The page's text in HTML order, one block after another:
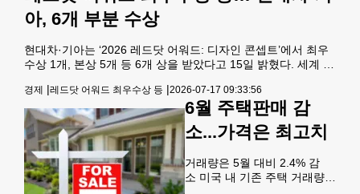
주별 65세 이상 인구가 전체
인구에서 차지하는 비율을 비
교 정리해 발표했다.통상 고령
자 비율은 의료 및 공공서비스,
주택수요, 노동시장 등에 큰 영
향을 미친다는 점에서 주목 받
는다.발표에 따르면 워
아, 6개 부분 수상
현대차·기아는 ‘2026 레드닷 어워드: 디자인 콘셉트’에서 최우
수상 1개, 본상 5개 등 6개 상을 받았다고 15일 밝혔다. 세계 3
니케이션 디자인, 디자인 콘셉트 부문에서 우수작을 선정한
다. 현대차·기아의 ‘모베드 어반호퍼＆골프’는 디자인 콘셉트
부문에서 최우수상의 영예를 안았다. 모베드 어반호퍼＆골프는
차세대 모빌리티 로봇 플랫폼인 모베드에 탑 모듈을 결합한 양
산형 콘셉트다. 어반호퍼는 복잡한 도심 환경과 좁은 골목길에
서 편리한 이동을 지원하고, 골프는 자율주
경제 |레드닷 어워드 최우수상 등 |2026-07-17 09:33:56
6월 주택판매 감
소...가격은 최고치
거래량은 5월 대비 2.4% 감
소 미국 내 기존 주택 거래량이